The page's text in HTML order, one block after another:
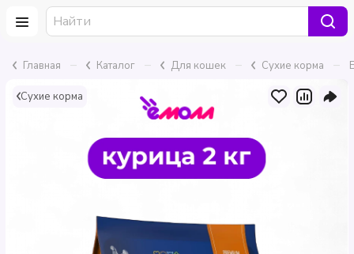
Главная – Каталог – Для кошек – Сухие корма –
Сухие корма